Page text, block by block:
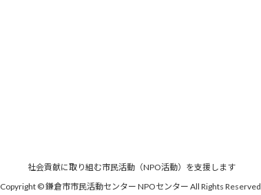
社会貢献に取り組む市民活動（NPO活動）を支援します
Copyright © 鎌倉市市民活動センター NPOセンター All Rights Reserved.